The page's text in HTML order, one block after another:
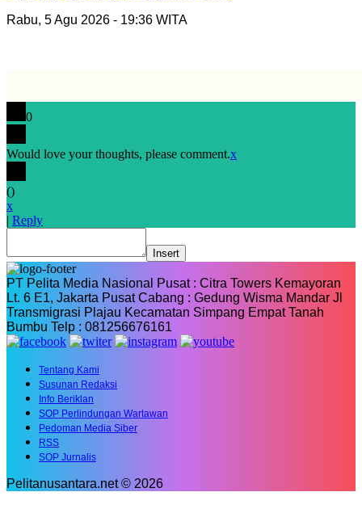
Rabu, 5 Agu 2026 - 19:36 WITA
0
Would love your thoughts, please comment.x
()
x
| Reply
Insert
PT Pelita Media Nasional Pusat : Citra Towers Kemayoran
Lt. 6 E1, Jakarta Pusat Cabang : Gedung Wisma Mandar Jl
Transmigrasi Plajau Kecamatan Simpang Empat Tanah
Bumbu Telp : 081256676161
Tentang Kami
Susunan Redaksi
Info Beriklan
SOP Perlindungan Wartawan
Pedoman Media Siber
RSS
SOP Jurnalis
Pelitanusantara.net © 2026